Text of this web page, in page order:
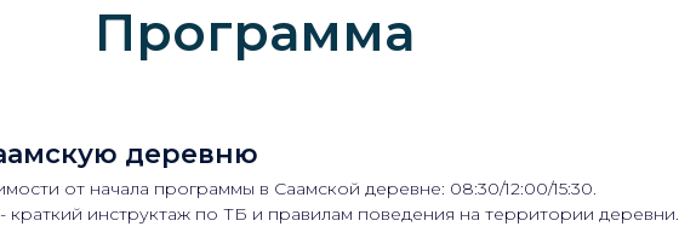
Программа
деревню
от начала программы в Саамской деревне: 08:30/12:00/15:30.
инструктаж по ТБ и правилам поведения на территории деревни.